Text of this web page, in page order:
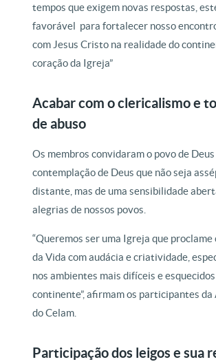
tempos que exigem novas respostas,
favorável para fortalecer nosso
com Jesus Cristo na realidade do
coração da Igreja”
Acabar com o clericalismo e
de abuso
Os membros convidaram o povo de Deus
contemplação de Deus que não seja
distante, mas de uma sensibilidade
alegrias de nossos povos.
“Queremos ser uma Igreja que proclame
da Vida com audácia e criatividade,
nos ambientes mais difíceis e
continente”, afirmam os participantes da
do Celam.
Participação dos leigos e sua